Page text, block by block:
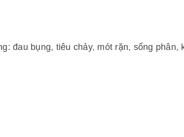
đau bụng, tiêu chảy, mót rặn, sống phân,